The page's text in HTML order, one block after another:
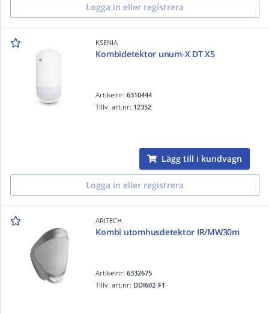
Logga in eller registrera
KSENIA
Kombidetektor unum-X DT X5
Artikelnr:6310444
Tillv. art.nr: 12352
Lägg till i kundvagn
Logga in eller registrera
ARITECH
Kombi utomhusdetektor IR/MW30m
Artikelnr:6332675
Tillv. art.nr: DDI602-F1